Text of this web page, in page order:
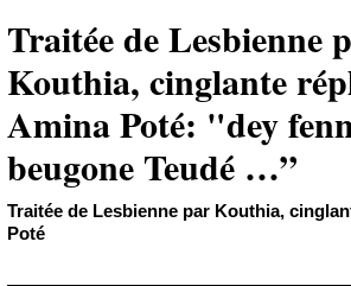
Traitée de Lesbienne
Kouthia, cinglante
Amina Poté: "dey
beugone Teudé …”
Traitée de Lesbienne par Kouthia,
Poté